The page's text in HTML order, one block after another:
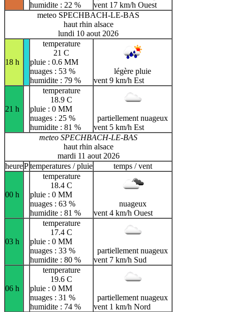
humidite : 22 %
vent 17 km/h Ouest
meteo SPECHBACH-LE-BAS
haut rhin alsace
lundi 10 aout 2026
18 h
temperature
21 C
pluie : 0.6 MM
nuages : 53 %
humidite : 79 %
légère pluie
vent 9 km/h Est
21 h
temperature
18.9 C
pluie : 0 MM
nuages : 25 %
humidite : 81 %
partiellement nuageux
vent 5 km/h Est
meteo SPECHBACH-LE-BAS
haut rhin alsace
mardi 11 aout 2026
heurePtemperatures / pluie temps / vent
00 h
temperature
18.4 C
pluie : 0 MM
nuages : 63 %
humidite : 81 %
nuageux
vent 4 km/h Ouest
03 h
temperature
17.4 C
pluie : 0 MM
nuages : 33 %
humidite : 80 %
partiellement nuageux
vent 7 km/h Sud
06 h
temperature
19.6 C
pluie : 0 MM
nuages : 31 %
humidite : 74 %
partiellement nuageux
vent 1 km/h Nord